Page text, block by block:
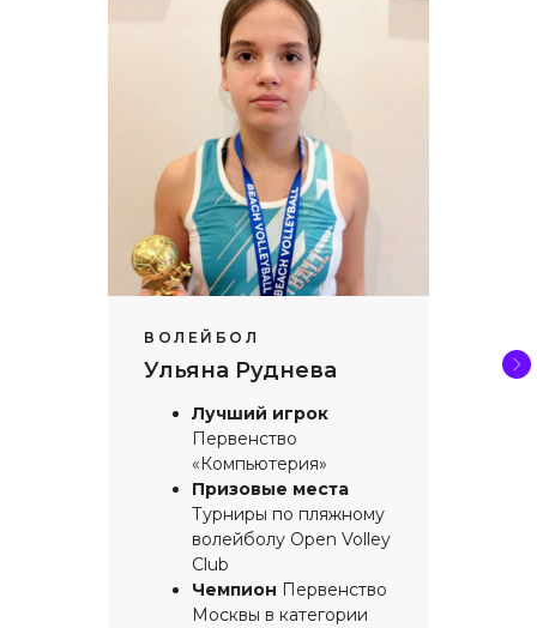
ВОЛЕЙБОЛ
Ульяна Руднева
Лучший игрок
Первенство
«Компьютерия»
Призовые места
Турниры по пляжному
волейболу Open Volley
Club
Чемпион Первенство
Москвы в категории